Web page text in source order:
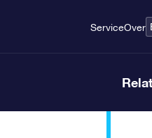
ServiceOver